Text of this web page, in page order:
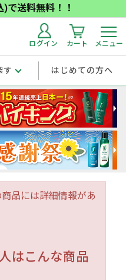
で送料無料！！
ログイン カート メニュー
す はじめての方へ
品には詳細情報があ
はこんな商品